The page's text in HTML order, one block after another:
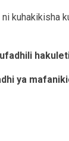
kuhakikisha
ya